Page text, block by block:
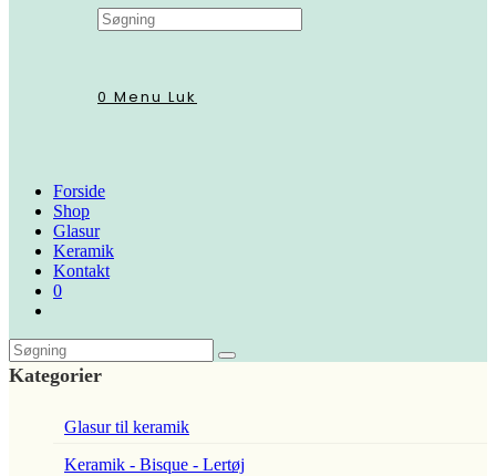
Search
this
0 Menu Luk
Forside
Shop
Glasur
Keramik
Kontakt
0
Kategorier
Glasur til keramik
Keramik - Bisque - Lertøj